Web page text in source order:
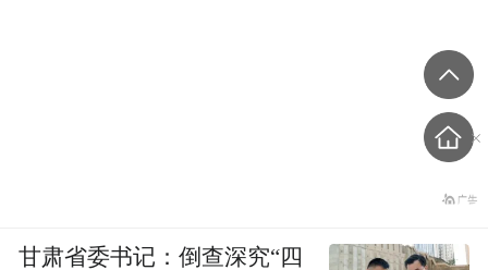
甘肃省委书记：倒查深究“四